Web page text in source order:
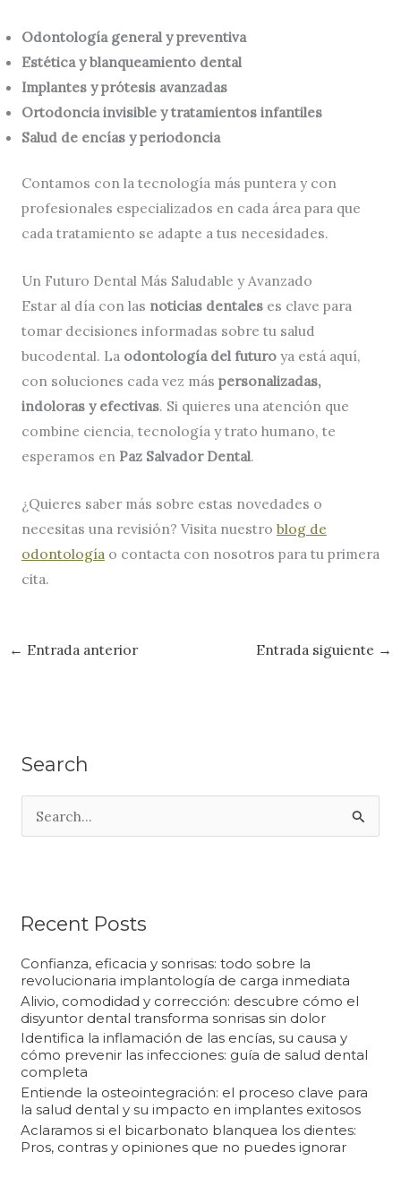
Odontología general y preventiva
Estética y blanqueamiento dental
Implantes y prótesis avanzadas
Ortodoncia invisible y tratamientos infantiles
Salud de encías y periodoncia
Contamos con la tecnología más puntera y con
profesionales especializados en cada área para que
cada tratamiento se adapte a tus necesidades.
Un Futuro Dental Más Saludable y Avanzado
Estar al día con las noticias dentaleses clave para
tomar decisiones informadas sobre tu salud
bucodental. La odontología del futuroya está aquí,
con soluciones cada vez más personalizadas,
indoloras y efectivas. Si quieres una atención que
combine ciencia, tecnología y trato humano, te
esperamos en Paz Salvador Dental.
¿Quieres saber más sobre estas novedades o
necesitas una revisión? Visita nuestro blog de
odontologíao contacta con nosotros para tu primera
cita.
← Entrada anterior Entrada siguiente →
Search
u
a
p
o
r
:
Recent Posts
Confianza, eficacia y sonrisas: todo sobre la
revolucionaria implantología de carga inmediata
Alivio, comodidad y corrección: descubre cómo el
disyuntor dental transforma sonrisas sin dolor
Identifica la inflamación de las encías, su causa y
cómo prevenir las infecciones: guía de salud dental
completa
Entiende la osteointegración: el proceso clave para
la salud dental y su impacto en implantes exitosos
Aclaramos si el bicarbonato blanquea los dientes:
Pros, contras y opiniones que no puedes ignorar